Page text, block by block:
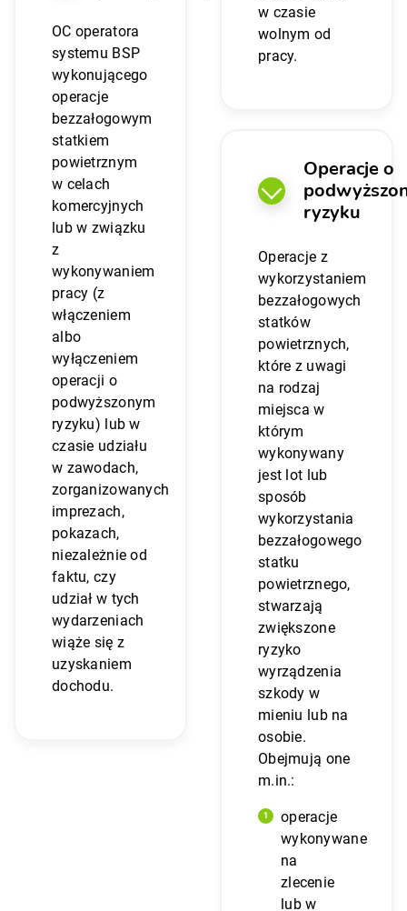
OC operatora
systemu BSP
wykonującego
operacje
bezzałogowym
statkiem
powietrznym
w celach
komercyjnych
lub w związku
z
wykonywaniem
pracy (z
włączeniem
albo
wyłączeniem
operacji o
podwyższonym
ryzyku) lub w
czasie udziału
w zawodach,
zorganizowanych
imprezach,
pokazach,
niezależnie od
faktu, czy
udział w tych
wydarzeniach
wiąże się z
uzyskaniem
dochodu.
w czasie
wolnym od
pracy.
Operacje o
ryzyku
Operacje z
wykorzystaniem
bezzałogowych
statków
powietrznych,
które z uwagi
na rodzaj
miejsca w
którym
wykonywany
jest lot lub
sposób
wykorzystania
bezzałogowego
statku
powietrznego,
stwarzają
zwiększone
ryzyko
wyrządzenia
szkody w
mieniu lub na
osobie.
Obejmują one
m.in.:
operacje
wykonywane
na
zlecenie
lub w